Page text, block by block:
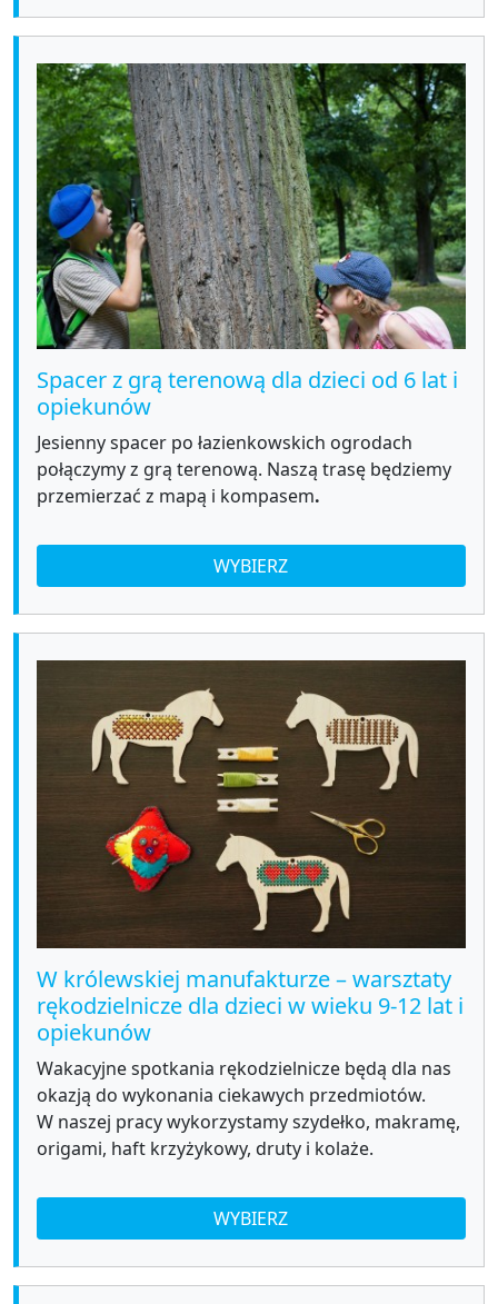
Spacer z grą terenową dla dzieci od 6 lat i
opiekunów
Jesienny spacer po łazienkowskich ogrodach
połączymy z grą terenową. Naszą trasę będziemy
przemierzać z mapą i kompasem.
WYBIERZ
W królewskiej manufakturze – warsztaty
rękodzielnicze dla dzieci w wieku 9-12 lat i
opiekunów
Wakacyjne spotkania rękodzielnicze będą dla nas
okazją do wykonania ciekawych przedmiotów.
W naszej pracy wykorzystamy szydełko, makramę,
origami, haft krzyżykowy, druty i kolaże.
WYBIERZ